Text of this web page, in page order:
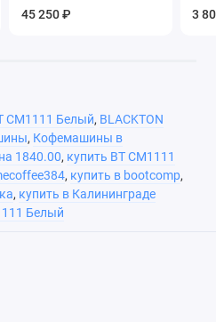
45 250 ₽ 3
CM1111 Белый, BLACKTON
, Кофемашины в
1840.00, купить BT CM1111
, купить в bootcomp,
, купить в Калининграде
Белый